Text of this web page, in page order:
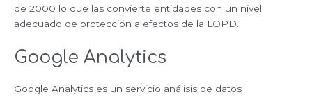
de 2000 lo que las convierte entidades con un nivel
adecuado de protección a efectos de la LOPD.
Google Analytics
Google Analytics es un servicio análisis de datos